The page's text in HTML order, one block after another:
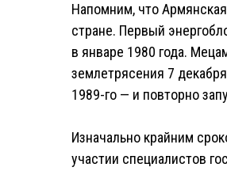
Напомним, что
стране. Первый
в январе 1980 года.
землетрясения 7
1989-го — и повторно
Изначально крайним
участии специалистов